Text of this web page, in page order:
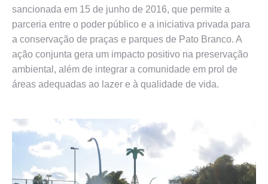
sancionada em 15 de junho de 2016, que permite a
parceria entre o poder público e a iniciativa privada para
a conservação de praças e parques de Pato Branco. A
ação conjunta gera um impacto positivo na preservação
ambiental, além de integrar a comunidade em prol de
áreas adequadas ao lazer e à qualidade de vida.